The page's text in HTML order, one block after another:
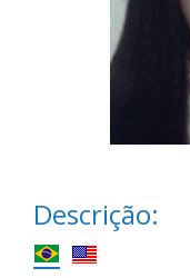
Descrição: